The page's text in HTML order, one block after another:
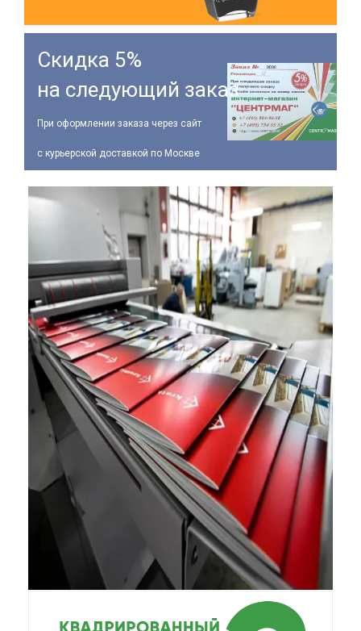
Скидка 5%
на следующий заказ
При оформлении заказа через сайт
с курьерской доставкой по Москве